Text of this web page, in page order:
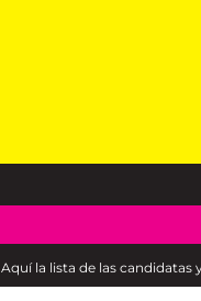
Aquí la lista de las candidatas